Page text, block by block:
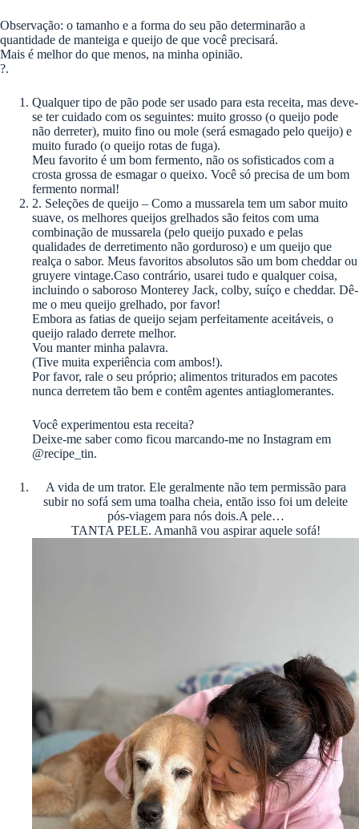
Observação: o tamanho e a forma do seu pão determinarão a
quantidade de manteiga e queijo de que você precisará.
Mais é melhor do que menos, na minha opinião.
?.
Qualquer tipo de pão pode ser usado para esta receita, mas deve-
se ter cuidado com os seguintes: muito grosso (o queijo pode
não derreter), muito fino ou mole (será esmagado pelo queijo) e
muito furado (o queijo rotas de fuga).
Meu favorito é um bom fermento, não os sofisticados com a
crosta grossa de esmagar o queixo. Você só precisa de um bom
fermento normal!
2. Seleções de queijo – Como a mussarela tem um sabor muito
suave, os melhores queijos grelhados são feitos com uma
combinação de mussarela (pelo queijo puxado e pelas
qualidades de derretimento não gorduroso) e um queijo que
realça o sabor. Meus favoritos absolutos são um bom cheddar ou
gruyere vintage.Caso contrário, usarei tudo e qualquer coisa,
incluindo o saboroso Monterey Jack, colby, suíço e cheddar. Dê-
me o meu queijo grelhado, por favor!
Embora as fatias de queijo sejam perfeitamente aceitáveis, o
queijo ralado derrete melhor.
Vou manter minha palavra.
(Tive muita experiência com ambos!).
Por favor, rale o seu próprio; alimentos triturados em pacotes
nunca derretem tão bem e contêm agentes antiaglomerantes.
Você experimentou esta receita?
Deixe-me saber como ficou marcando-me no Instagram em
@recipe_tin.
A vida de um trator. Ele geralmente não tem permissão para
subir no sofá sem uma toalha cheia, então isso foi um deleite
pós-viagem para nós dois.A pele…
TANTA PELE. Amanhã vou aspirar aquele sofá!